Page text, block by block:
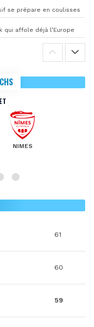
se prépare en coulisses
affole déjà l’Europe
NIMES
61
60
59